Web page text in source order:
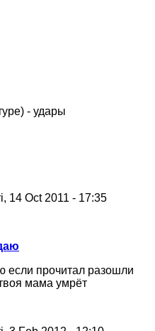
- удары
14 Oct 2011 - 17:35
если прочитал разошли
мама умрёт